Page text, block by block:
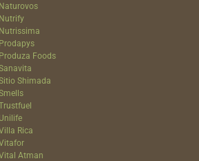
Naturovos
Nutrify
Nutrissima
Prodapys
Produza Foods
Shimada
Unilife
Rica
Atman